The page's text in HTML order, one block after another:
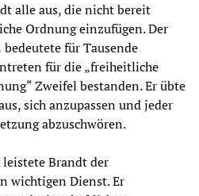
alle aus, die nicht bereit
Ordnung einzufügen. Der
für Tausende
für die „freiheitliche
Zweifel bestanden. Er übte
sich anzupassen und jeder
abzuschwören.
Brandt der
wichtigen Dienst. Er